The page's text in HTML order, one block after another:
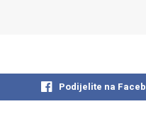
Podijelite na